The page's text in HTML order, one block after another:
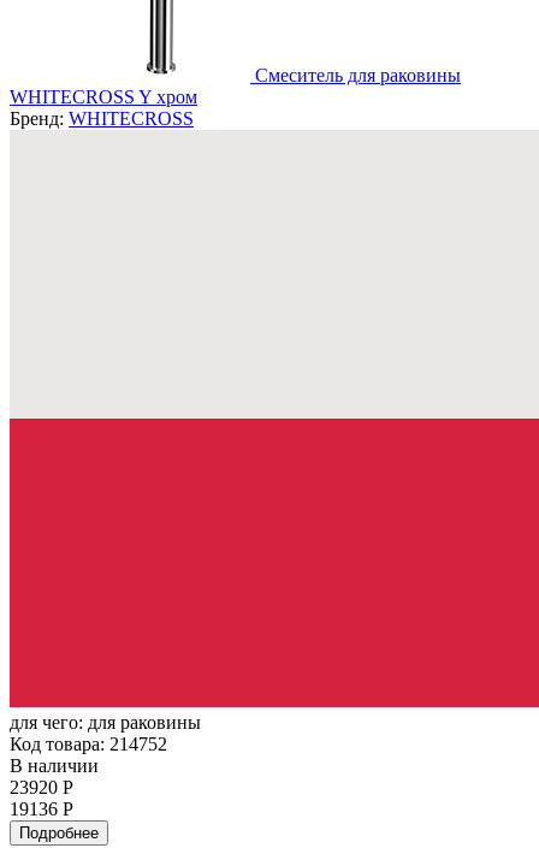
Смеситель для раковины
WHITECROSS Y хром
Бренд: WHITECROSS
для чего: для раковины
Код товара: 214752
В наличии
23920 Р
19136 Р
Подробнее